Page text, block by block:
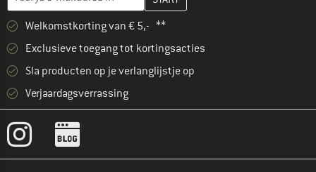
Welkomstkorting van € 5,- **
Exclusieve toegang tot kortingsacties
Sla producten op je verlanglijstje op
Verjaardagsverrassing